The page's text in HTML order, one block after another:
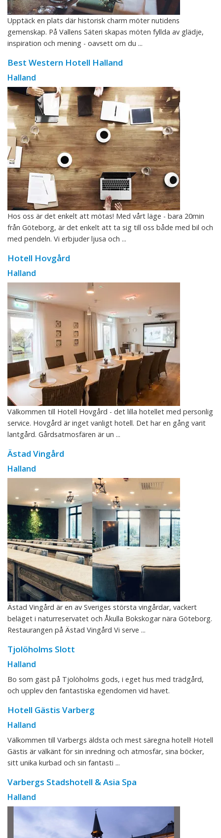
Upptäck en plats där historisk charm möter nutidens
gemenskap. På Vallens Säteri skapas möten fyllda av glädje,
inspiration och mening - oavsett om du ...
Best Western Hotell Halland
Halland
Hos oss är det enkelt att mötas! Med vårt läge - bara 20min
från Göteborg, är det enkelt att ta sig till oss både med bil och
med pendeln. Vi erbjuder ljusa och ...
Hotell Hovgård
Halland
Välkommen till Hotell Hovgård - det lilla hotellet med personlig
service. Hovgård är inget vanligt hotell. Det har en gång varit
lantgård. Gårdsatmosfären är un ...
Ästad Vingård
Halland
Ästad Vingård är en av Sveriges största vingårdar, vackert
beläget i naturreservatet och Åkulla Bokskogar nära Göteborg.
Restaurangen på Ästad Vingård Vi serve ...
Tjolöholms Slott
Halland
Bo som gäst på Tjolöholms gods, i eget hus med trädgård,
och upplev den fantastiska egendomen vid havet.
Hotell Gästis Varberg
Halland
Välkommen till Varbergs äldsta och mest säregna hotell! Hotell
Gästis är välkänt för sin inredning och atmosfär, sina böcker,
sitt unika kurbad och sin fantasti ...
Varbergs Stadshotell & Asia Spa
Halland